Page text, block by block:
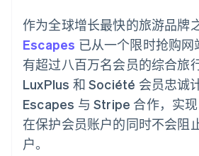
Boost
支付成功率优
化
Link
加速结账
会计自动化
Stripe Sigma
自定义报告
Data Pipeline
数据同步
更多
Product roadmap
资金管理
平台
SaaS
按行业
AI 企业
通过智能体配置和管理
务
资源
应用集成
代码示例
产品路线图
Sessions 年度大
招聘
资讯中心
Stripe Press
作为全球增长最快的旅游品牌
Escapes 已从一个限时抢购
有超过八百万名会员的综合旅
LuxPlus 和 Société 会员忠诚
Escapes 与 Stripe 合作，实现
在保护会员账户的同时不会阻
户。